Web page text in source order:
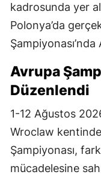
kadrosunda yer
Polonya’da
Avrupa
Düzenlendi
1-12 Ağustos
Wroclaw
Şampiyonası,
mücadelesine